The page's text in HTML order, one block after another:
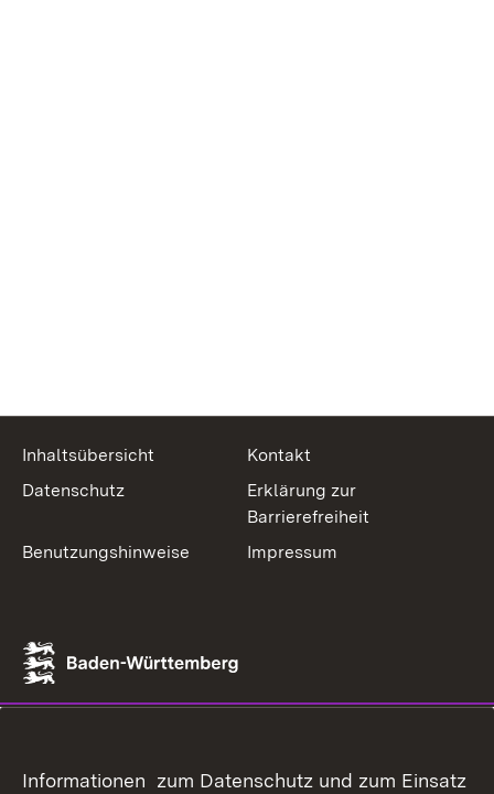
Inhaltsübersicht
Kontakt
Datenschutz
Erklärung zur
Barrierefreiheit
Benutzungshinweise
Impressum
Informationen zum Datenschutz und zum Einsatz